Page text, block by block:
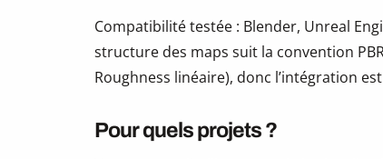
Compatibilité testée : Blender, Unreal
structure des maps suit la convention
Roughness linéaire), donc l’intégration
Pour quels projets ?